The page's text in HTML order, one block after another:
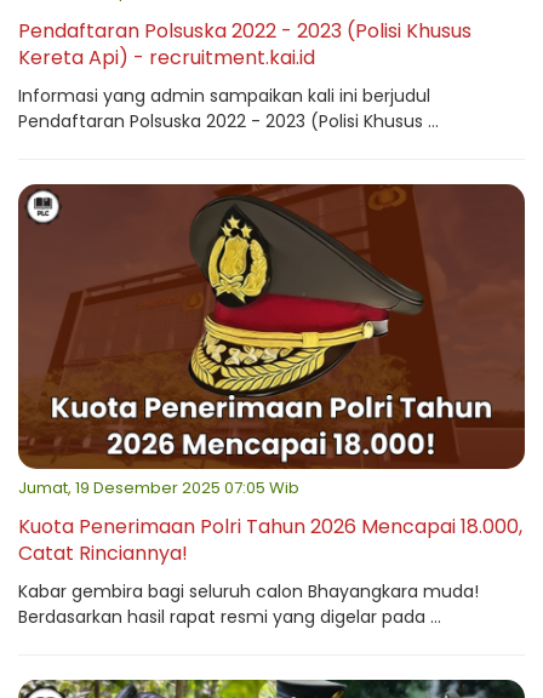
Pendaftaran Polsuska 2022 - 2023 (Polisi Khusus
Kereta Api) - recruitment.kai.id
Informasi yang admin sampaikan kali ini berjudul
Pendaftaran Polsuska 2022 - 2023 (Polisi Khusus ...
Jumat, 19 Desember 2025 07:05 Wib
Kuota Penerimaan Polri Tahun 2026 Mencapai 18.000,
Catat Rinciannya!
Kabar gembira bagi seluruh calon Bhayangkara muda!
Berdasarkan hasil rapat resmi yang digelar pada ...